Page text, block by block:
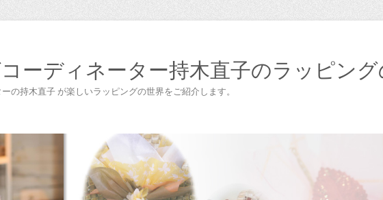
ーディネーター持木直子のラッピン
の持木直子 が楽しいラッピングの世界をご紹介します。